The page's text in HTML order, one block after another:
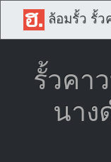
ล้อมรั้ว รั้
รั้วคา
นาง